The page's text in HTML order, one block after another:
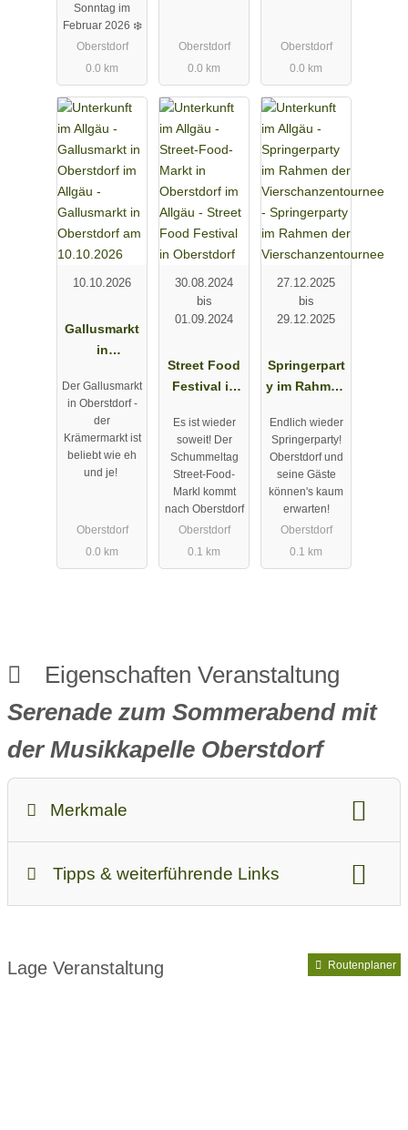
Sonntag im
Februar 2026 ❄️
Oberstdorf
0.0 km
Oberstdorf
0.0 km
Oberstdorf
0.0 km
10.10.2026
Gallusmarkt
in
am
Der Gallusmarkt
in Oberstdorf -
der
Krämermarkt ist
beliebt wie eh
und je!
Oberstdorf
0.0 km
30.08.2024
bis
01.09.2024
Street Food
Festival in
Es ist wieder
soweit! Der
Schummeltag
Street-Food-
Markl kommt
nach Oberstdorf
Oberstdorf
0.1 km
27.12.2025
bis
29.12.2025
Springerpart
y im Rahmen
Vierschanze
ntournee
Endlich wieder
Springerparty!
Oberstdorf und
seine Gäste
können's kaum
erwarten!
Oberstdorf
0.1 km
Eigenschaften Veranstaltung
Serenade zum Sommerabend mit
der Musikkapelle Oberstdorf
Merkmale
Programm auf eine musikalische Reise mit vielen
verschiedenen Höhepunkten.
Tipps & weiterführende Links
Lage Veranstaltung Routenplaner